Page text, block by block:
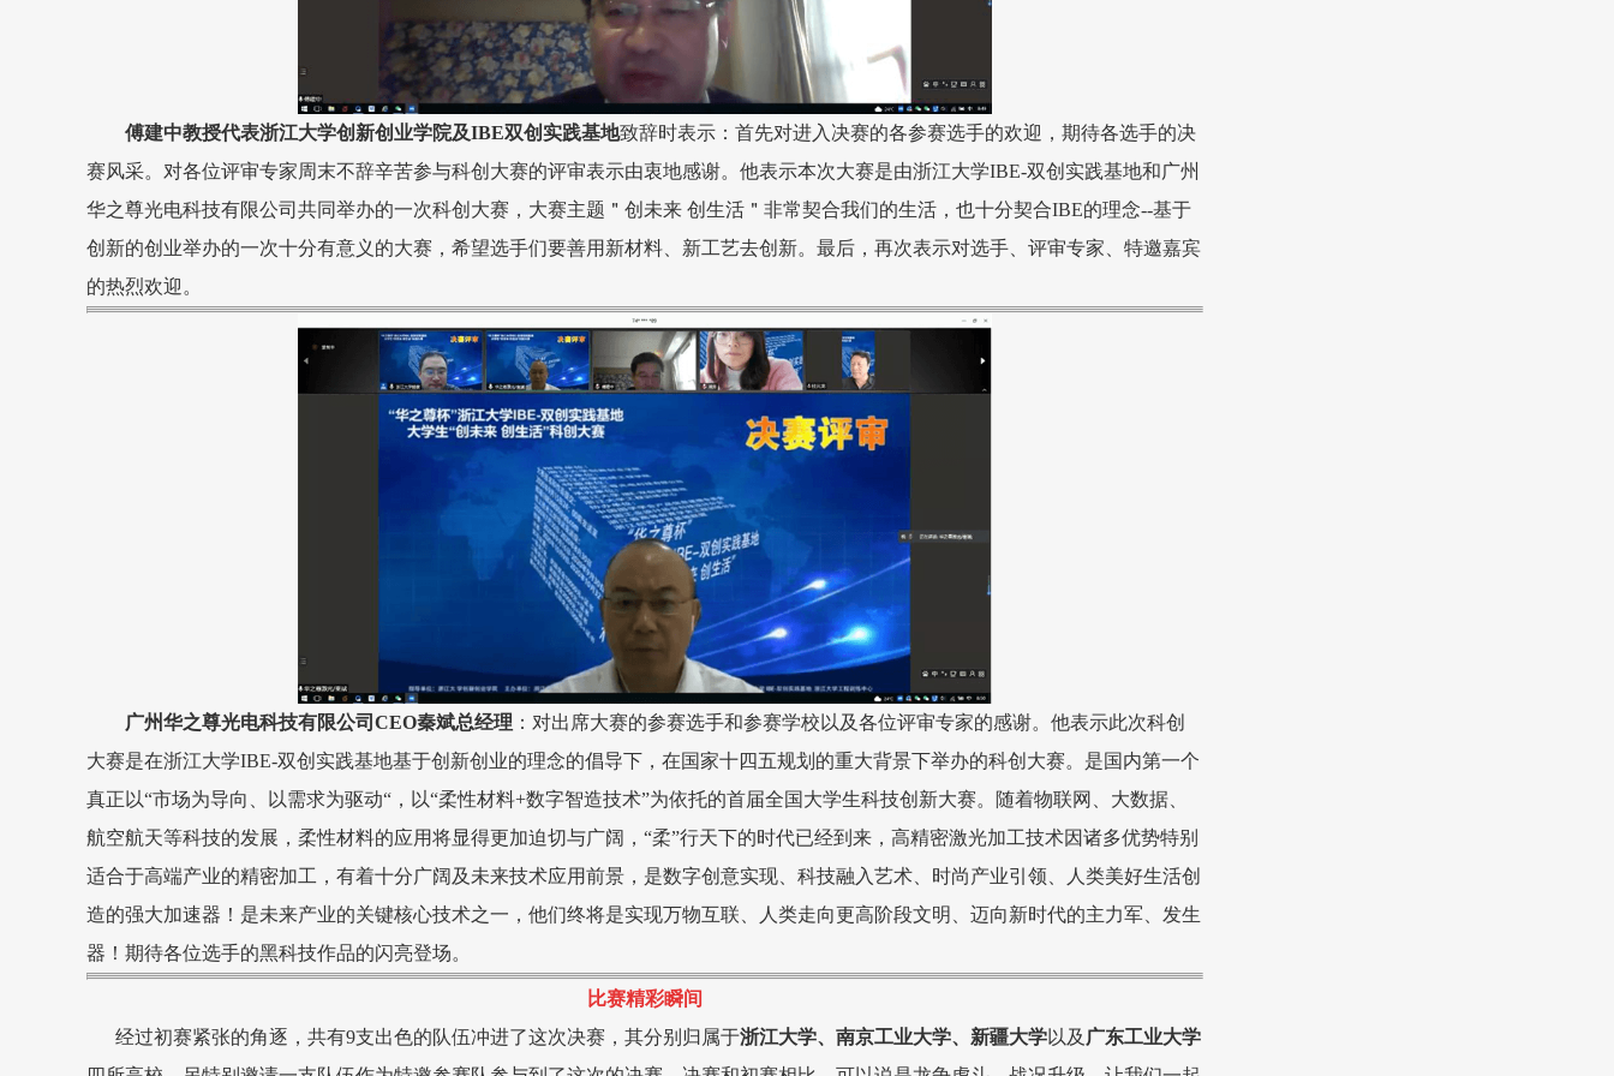
傅建中教授代表浙江大学创新创业学院及IBE双创实践基地致辞时表示： 首先对进入决赛的各参赛选手的欢迎，期待各选手的决
赛风采。 对各位评审专家周末不辞辛苦参与科创大赛的评审表示由衷地感谢。 他表示本次大赛是由浙江大学IBE-双创实践基地和广州
华之尊光电科技有限公司共同举办的一次科创大赛，大赛主题＂创未来 创生活＂非常契合我们的生活，也十分契合IBE的理念--基于
创新的创业举办的一次十分有意义的大赛，希望选手们要善用新材料、新工艺去创新。 最后，再次表示对选手、评审专家、特邀嘉宾
的热烈欢迎。
广州华之尊光电科技有限公司CEO秦斌总经理 ：对出席大赛的参赛选手和参赛学校以及各位评审专家的感谢。他表示此次科创
大赛是在浙江大学IBE-双创实践基地基于创新创业的理念的倡导下，在国家十四五规划的重大背景下举办的科创大赛。是国内第一个
真正以“市场为导向、以需求为驱动“，以“柔性材料+数字智造技术”为依托的首届全国大学生科技创新大赛。随着物联网、大数据、
航空航天等科技的发展，柔性材料的应用将显得更加迫切与广阔，“柔”行天下的时代已经到来，高精密激光加工技术因诸多优势特别
适合于高端产业的精密加工，有着十分广阔及未来技术应用前景，是数字创意实现、科技融入艺术、时尚产业引领、人类美好生活创
造的强大加速器！是未来产业的关键核心技术之一，他们终将是实现万物互联、人类走向更高阶段文明、迈向新时代的主力军、发生
器！期待各位选手的黑科技作品的闪亮登场。
比赛精彩瞬间
经过初赛紧张的角逐，共有9支出色的队伍冲进了这次决赛，其分别归属于浙江大学、南京工业大学、新疆大学以及 广东工业大学